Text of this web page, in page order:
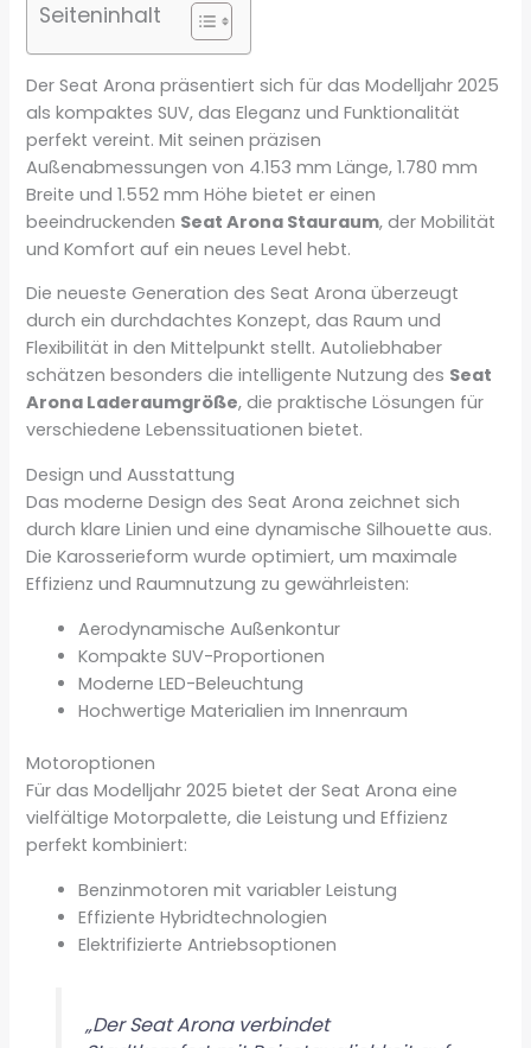
Seiteninhalt
Der Seat Arona präsentiert sich für das Modelljahr 2025
als kompaktes SUV, das Eleganz und Funktionalität
perfekt vereint. Mit seinen präzisen
Außenabmessungen von 4.153 mm Länge, 1.780 mm
Breite und 1.552 mm Höhe bietet er einen
beeindruckenden Seat Arona Stauraum, der Mobilität
und Komfort auf ein neues Level hebt.
Die neueste Generation des Seat Arona überzeugt
durch ein durchdachtes Konzept, das Raum und
Flexibilität in den Mittelpunkt stellt. Autoliebhaber
schätzen besonders die intelligente Nutzung des Seat
Arona Laderaumgröße, die praktische Lösungen für
verschiedene Lebenssituationen bietet.
Design und Ausstattung
Das moderne Design des Seat Arona zeichnet sich
durch klare Linien und eine dynamische Silhouette aus.
Die Karosserieform wurde optimiert, um maximale
Effizienz und Raumnutzung zu gewährleisten:
Aerodynamische Außenkontur
Kompakte SUV-Proportionen
Moderne LED-Beleuchtung
Hochwertige Materialien im Innenraum
Motoroptionen
Für das Modelljahr 2025 bietet der Seat Arona eine
vielfältige Motorpalette, die Leistung und Effizienz
perfekt kombiniert:
Benzinmotoren mit variabler Leistung
Effiziente Hybridtechnologien
Elektrifizierte Antriebsoptionen
„Der Seat Arona verbindet